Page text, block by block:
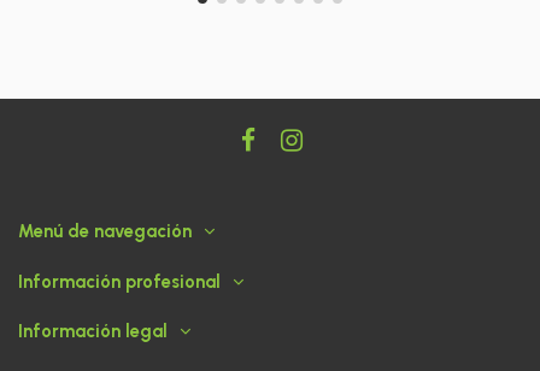
Menú de navegación
Información profesional
Información legal